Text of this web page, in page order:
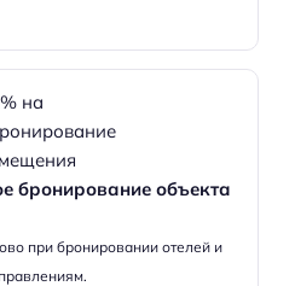
бронирование объекта
при бронировании отелей и